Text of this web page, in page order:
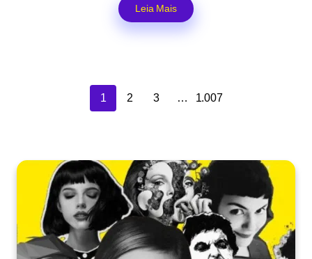
Leia Mais
1 2 3 … 1.007